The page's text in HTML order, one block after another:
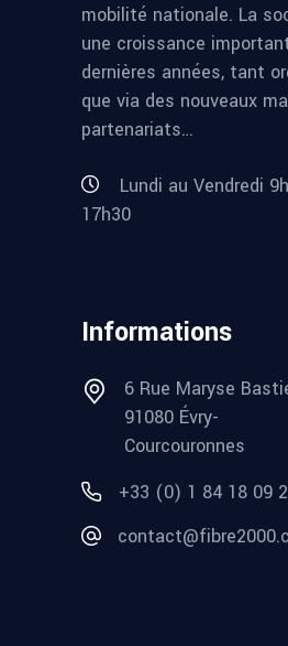
mobilité nationale. La
une croissance
dernières années, tant
que via des nouveaux
partenariats…
Lundi au Vendredi
17h30
Informations
6 Rue Maryse
91080 Évry-
Courcouronnes
+33 (0) 1 84 18 09